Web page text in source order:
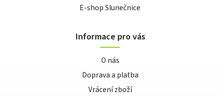
E-shop Slunečnice
Informace pro vás
O nás
Doprava a platba
Vrácení zboží